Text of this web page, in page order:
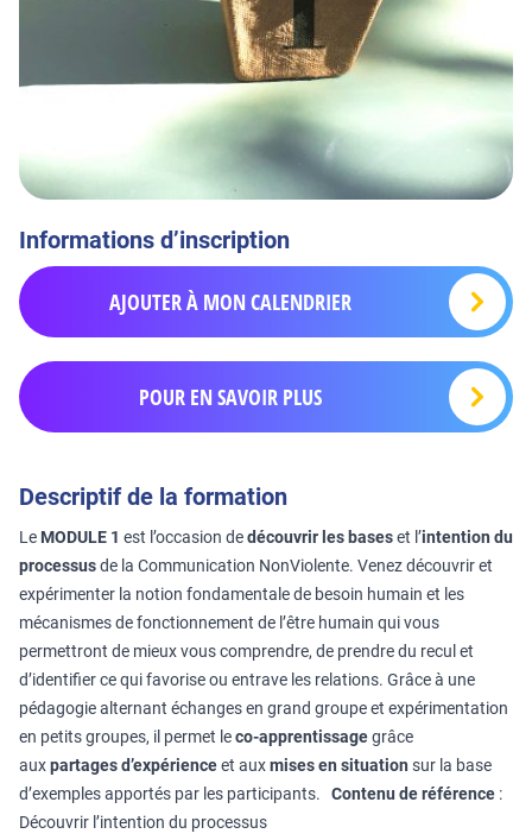
Informations d’inscription
AJOUTER À MON CALENDRIER
POUR EN SAVOIR PLUS
Descriptif de la formation
Le MODULE 1 est l’occasion dedécouvrir les baseset l’intention du
processusde la Communication NonViolente. Venez découvrir et
expérimenter la notion fondamentale de besoin humain et les
mécanismes de fonctionnement de l’être humain qui vous
permettront de mieux vous comprendre, de prendre du recul et
d’identifier ce qui favorise ou entrave les relations. Grâce à une
pédagogie alternant échanges en grand groupe et expérimentation
en petits groupes, il permet leco-apprentissagegrâce
auxpartages d’expérienceet auxmises en situation sur la base
d’exemples apportés par les participants. Contenu de référence :
Découvrir l’intention du processus